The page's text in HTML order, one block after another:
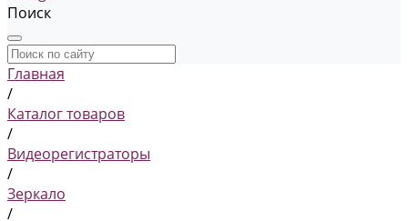
Поиск
Главная
/
Каталог товаров
/
Видеорегистраторы
/
Зеркало
/